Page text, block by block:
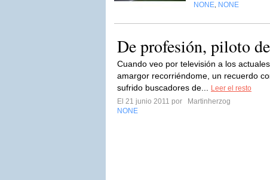
NONE NONE
De profesión, piloto
Cuando veo por televisión a los
amargor recorriéndome, un recuerdo
sufrido buscadores de...
Leer el resto
El 21 junio 2011 por
Martinherzog
NONE